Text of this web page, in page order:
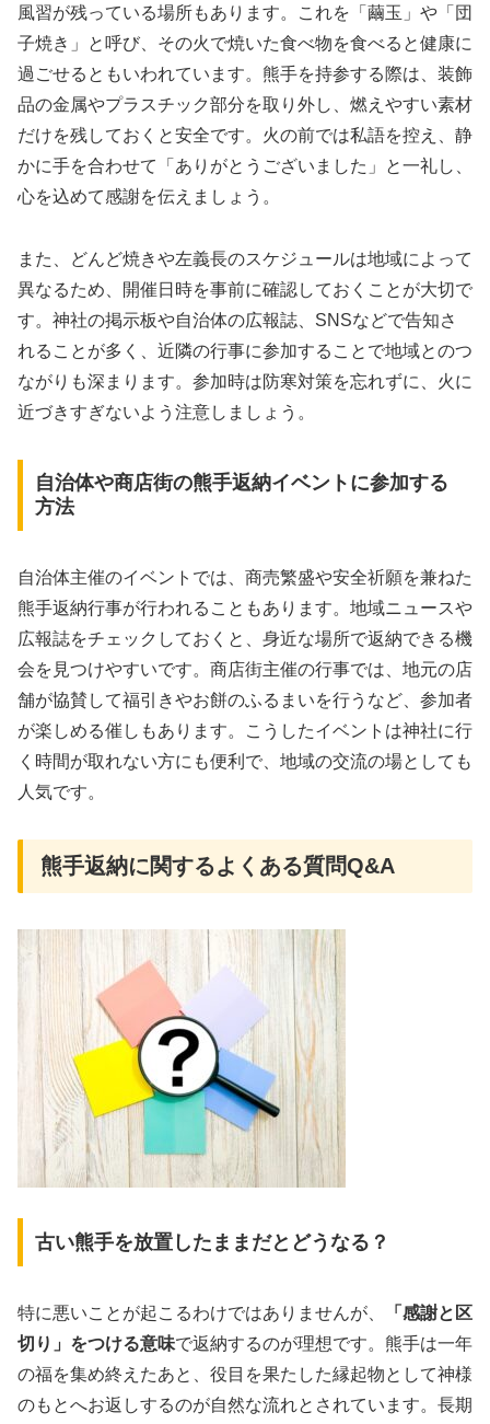
風習が残っている場所もあります。これを「繭玉」や「団
子焼き」と呼び、その火で焼いた食べ物を食べると健康に
過ごせるともいわれています。熊手を持参する際は、装飾
品の金属やプラスチック部分を取り外し、燃えやすい素材
だけを残しておくと安全です。火の前では私語を控え、静
かに手を合わせて「ありがとうございました」と一礼し、
心を込めて感謝を伝えましょう。
また、どんど焼きや左義長のスケジュールは地域によって
異なるため、開催日時を事前に確認しておくことが大切で
す。神社の掲示板や自治体の広報誌、SNSなどで告知さ
れることが多く、近隣の行事に参加することで地域とのつ
ながりも深まります。参加時は防寒対策を忘れずに、火に
近づきすぎないよう注意しましょう。
自治体や商店街の熊手返納イベントに参加する
方法
自治体主催のイベントでは、商売繁盛や安全祈願を兼ねた
熊手返納行事が行われることもあります。地域ニュースや
広報誌をチェックしておくと、身近な場所で返納できる機
会を見つけやすいです。商店街主催の行事では、地元の店
舗が協賛して福引きやお餅のふるまいを行うなど、参加者
が楽しめる催しもあります。こうしたイベントは神社に行
く時間が取れない方にも便利で、地域の交流の場としても
人気です。
熊手返納に関するよくある質問Q&A
古い熊手を放置したままだとどうなる？
特に悪いことが起こるわけではありませんが、
「感謝と区
切り」をつける意味で返納するのが理想です。熊手は一年
の福を集め終えたあと、役目を果たした縁起物として神様
のもとへお返しするのが自然な流れとされています。長期